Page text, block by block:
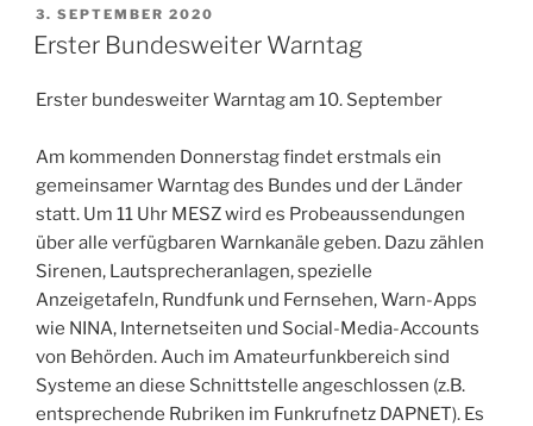
VERÖFFENTLICHT
AM
3. SEPTEMBER 2020
Erster Bundesweiter Warntag
Erster bundesweiter Warntag am 10. September
Am kommenden Donnerstag findet erstmals ein
gemeinsamer Warntag des Bundes und der Länder
statt. Um 11 Uhr MESZ wird es Probeaussendungen
über alle verfügbaren Warnkanäle geben. Dazu zählen
Sirenen, Lautsprecheranlagen, spezielle
Anzeigetafeln, Rundfunk und Fernsehen, Warn-Apps
wie NINA, Internetseiten und Social-Media-Accounts
von Behörden. Auch im Amateurfunkbereich sind
Systeme an diese Schnittstelle angeschlossen (z.B.
entsprechende Rubriken im Funkrufnetz DAPNET). Es